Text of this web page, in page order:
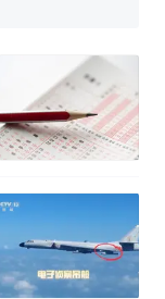
？教育局：
查组全面
考试，成绩
？